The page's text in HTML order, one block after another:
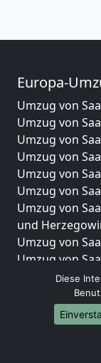
Europa-
Umzug von
Umzug von
Umzug von
Umzug von
Umzug von
Umzug von
Umzug von
und
Umzug von
Umzug von
Umzug von
Umzug von
Umzug von
Umzug von
Umzug von
Diese